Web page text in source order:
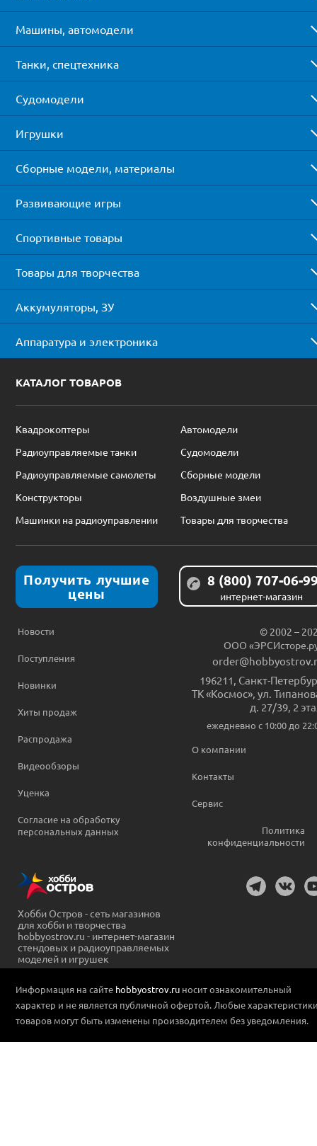
Машины, автомодели
Танки, спецтехника
Судомодели
Игрушки
Сборные модели, материалы
Развивающие игры
Спортивные товары
Товары для творчества
Аккумуляторы, ЗУ
Аппаратура и электроника
КАТАЛОГ ТОВАРОВ
Квадрокоптеры
Автомодели
Радиоуправляемые танки
Судомодели
Радиоуправляемые самолеты
Сборные модели
Конструкторы
Воздушные змеи
Машинки на радиоуправлении
Товары для творчества
Получить лучшие
цены
8 (800) 707-06-
интернет-магазин
Новости
Поступления
Новинки
Хиты продаж
Распродажа
Видеообзоры
Уценка
Согласие на обработку
персональных данных
© 2002 –
ООО
196211 Санкт-
ТК «Космос», ул.
д. 27/39, 2
ежедневно c 10:00 до
О компании
Контакты
Сервис
Политика
конфиденциальности
Хобби Остров - сеть магазинов
для хобби и творчества
hobbyostrov.ru - интернет-магазин
стендовых и радиоуправляемых
моделей и игрушек
Информация на сайте hobbyostrov.ru носит ознакомительный
характер и не является публичной офертой. Любые
товаров могут быть изменены производителем без уведомления.